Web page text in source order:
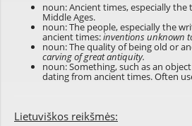
noun: Ancient times, especially the
Middle Ages.
noun: The people, especially the
ancient times:inventions unknown
noun: The quality of being old or
carving of great antiquity.
noun: Something, such as an
dating from ancient times. Often
Lietuviškos reikšmės: